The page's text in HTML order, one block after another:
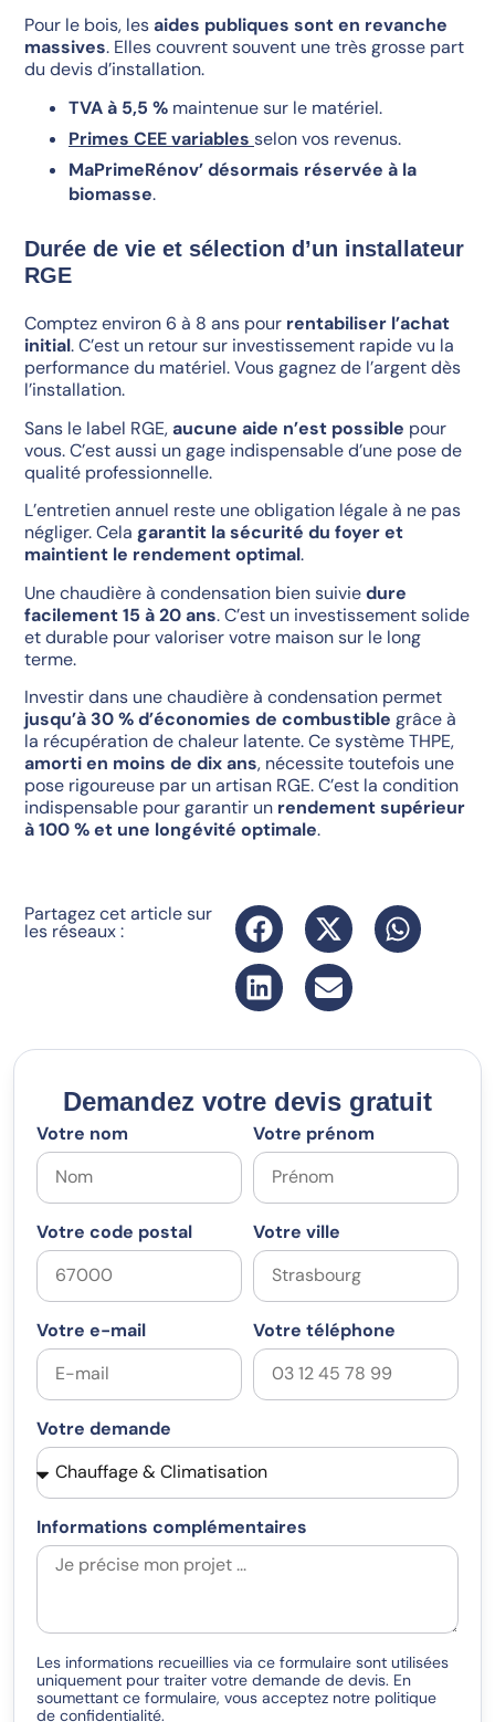
Pour le bois, lesaides publiques sont en revanche
massives. Elles couvrent souvent une très grosse part
du devis d’installation.
TVA à 5,5 % maintenue sur le matériel.
Primes CEE variables selon vos revenus.
MaPrimeRénov’ désormais réservée à la
biomasse.
Durée de vie et sélection d’un installateur
RGE
Comptez environ 6 à 8 ans pour rentabiliser l’achat
initial. C’est un retour sur investissement rapide vu la
performance du matériel. Vous gagnez de l’argent dès
l’installation.
Sans le label RGE,aucune aide n’est possible pour
vous. C’est aussi un gage indispensable d’une pose de
qualité professionnelle.
L’entretien annuel reste une obligation légale à ne pas
négliger. Cela garantit la sécurité du foyer et
maintient le rendement optimal.
Une chaudière à condensation bien suiviedure
facilement 15 à 20 ans. C’est un investissement solide
et durable pour valoriser votre maison sur le long
terme.
Investir dans une chaudière à condensation permet
jusqu’à 30 % d’économies de combustible grâce à
la récupération de chaleur latente. Ce système THPE,
amorti en moins de dix ans, nécessite toutefois une
pose rigoureuse par un artisan RGE. C’est la condition
indispensable pour garantir un rendement supérieur
à 100 % et une longévité optimale.
Partagez cet article sur
les réseaux :
Demandez votre devis gratuit
Votre nom Votre prénom
Votre code postal Votre ville
Votre e-mail Votre téléphone
Votre demande
Informations complémentaires
Les informations recueillies via ce formulaire sont utilisées
uniquement pour traiter votre demande de devis. En
soumettant ce formulaire, vous acceptez notre politique
de confidentialité.